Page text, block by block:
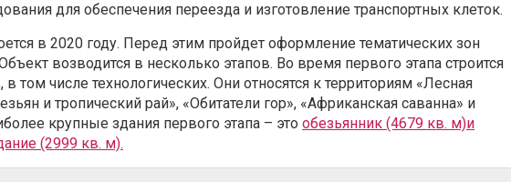
для обеспечения переезда и изготовление транспортных клеток.
в 2020 году. Перед этим пройдет оформление тематических зон
возводится в несколько этапов. Во время первого этапа строится
том числе технологических. Они относятся к территориям «Лесная
и тропический рай», «Обитатели гор», «Африканская саванна» и
крупные здания первого этапа – это обезьянник (4679 кв. м)и
(2999 кв. м).